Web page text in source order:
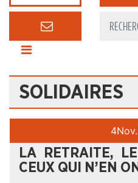
SOLIDAIRES
4Nov.
LA RETRAITE,
CEUX QUI N’EN